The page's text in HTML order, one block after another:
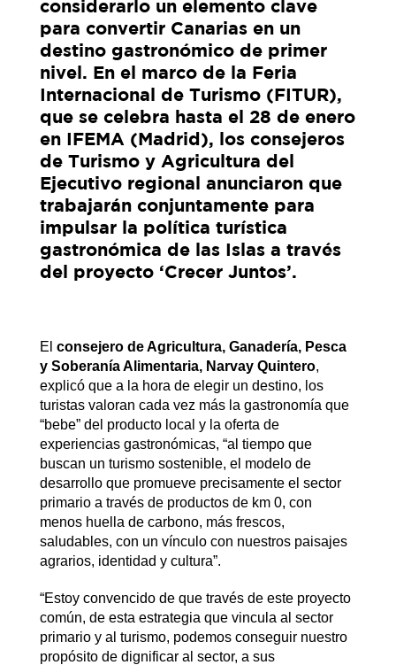
considerarlo un elemento clave
para convertir Canarias en un
destino gastronómico de primer
nivel. En el marco de la Feria
Internacional de Turismo (FITUR),
que se celebra hasta el 28 de enero
en IFEMA (Madrid), los consejeros
de Turismo y Agricultura del
Ejecutivo regional anunciaron que
trabajarán conjuntamente para
impulsar la política turística
gastronómica de las Islas a través
del proyecto ‘Crecer Juntos’.
El consejero de Agricultura, Ganadería, Pesca
y Soberanía Alimentaria, Narvay Quintero,
explicó que a la hora de elegir un destino, los
turistas valoran cada vez más la gastronomía que
“bebe” del producto local y la oferta de
experiencias gastronómicas, “al tiempo que
buscan un turismo sostenible, el modelo de
desarrollo que promueve precisamente el sector
primario a través de productos de km 0, con
menos huella de carbono, más frescos,
saludables, con un vínculo con nuestros paisajes
agrarios, identidad y cultura”.
“Estoy convencido de que través de este proyecto
común, de esta estrategia que vincula al sector
primario y al turismo, podemos conseguir nuestro
propósito de dignificar al sector, a sus